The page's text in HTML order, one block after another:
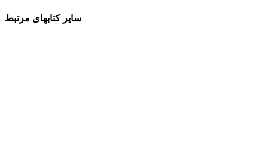
سایر کتابهای مرتبط